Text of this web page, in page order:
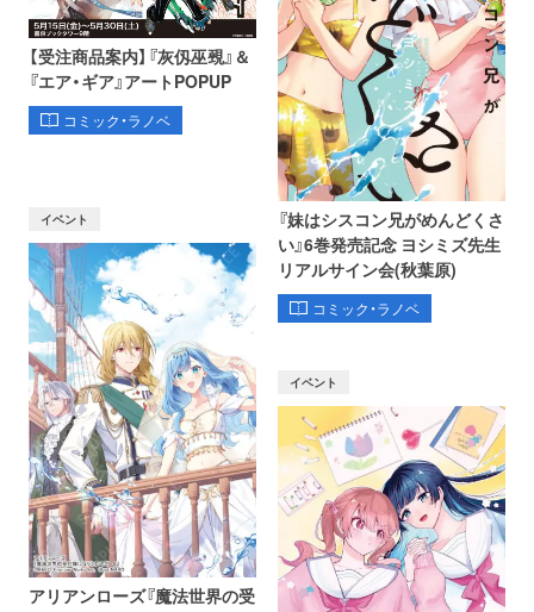
【受注商品案内】『灰仭巫覡』＆
『エア・ギア』アートPOPUP
コミック・ラノベ
『妹はシスコン兄がめんどくさ
い』6巻発売記念 ヨシミズ先生
リアルサイン会(秋葉原)
コミック・ラノベ
イベント
アリアンローズ『魔法世界の受
イベント